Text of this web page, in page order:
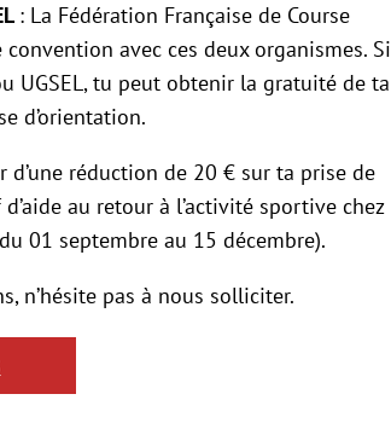
: La Fédération Française de Course
avec ces deux organismes. Si
UGSEL, tu peut obtenir la gratuité de ta
d’orientation.
d’une réduction de 20 € sur ta prise de
au retour à l’activité sportive chez
01 septembre au 15 décembre).
n’hésite pas à nous solliciter.